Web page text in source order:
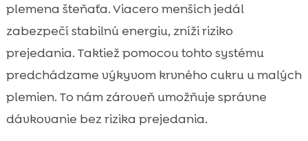
plemena šteňaťa. Viacero menších jedál
zabezpečí stabilnú energiu, zníži riziko
prejedania. Taktiež pomocou tohto systému
predchádzame výkyvom krvného cukru u malých
plemien. To nám zároveň umožňuje správne
dávkovanie bez rizika prejedania.